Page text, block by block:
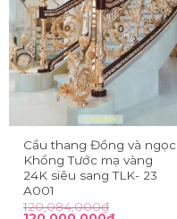
Cầu thang Đồng và ngọc
Khổng Tước mạ vàng
24K siêu sang TLK- 23
A001
120,084,000₫